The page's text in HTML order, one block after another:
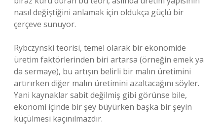
nasıl değiştiğini anlamak için oldukça güçlü bir
çerçeve sunuyor.
Rybczynski teorisi, temel olarak bir ekonomide
üretim faktörlerinden biri artarsa (örneğin emek ya
da sermaye), bu artışın belirli bir malın üretimini
artırırken diğer malın üretimini azaltacağını söyler.
Yani kaynaklar sabit değilmiş gibi görünse bile,
ekonomi içinde bir şey büyürken başka bir şeyin
küçülmesi kaçınılmazdır.